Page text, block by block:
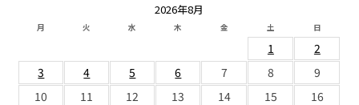
2026年8月
月 火 水 木 金 土 日
1
2
3
4 5 6 7 8
9
10
11 12 13 14 15
16